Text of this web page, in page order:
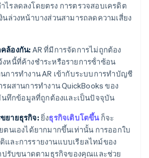
ไรลดลงโดยตรง การตรวจสอบเครดิต
นล่วงหน้าบางส่วนสามารถลดความเสี่ยง
ล้องกัน: AR ที่มีการจัดการไม่ถูกต้อง
หนี้ที่ค้างชําระหรือรายการซ้ําซ้อน
การทํางาน AR เข้ากับระบบการทําบัญชี
ผสานการทํางาน QuickBooks ของ
นทึกข้อมูลที่ถูกต้องและเป็นปัจจุบัน
ยายธุรกิจ:ยิ่งธุรกิจเติบโตขึ้นก็จะ
ตนเองได้ยากมากขึ้นเท่านั้น การออกใบ
และการรายงานแบบเรียลไทม์ของ
ปรับขนาดตามธุรกิจของคุณและช่วย